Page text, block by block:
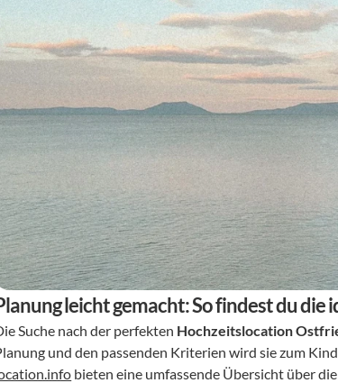
leicht gemacht: So findest du
Suche nach der perfekten Hochzeitslocation
und den passenden Kriterien wird sie zum